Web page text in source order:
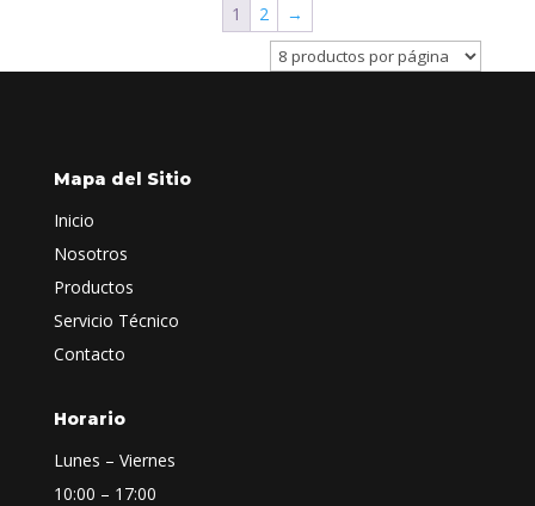
1 2 →
Mapa del Sitio
Inicio
Nosotros
Productos
Servicio Técnico
Contacto
Horario
Lunes – Viernes
10:00 – 17:00